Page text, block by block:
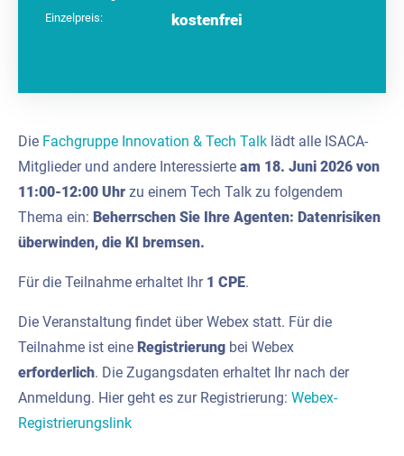
Einzelpreis:
kostenfrei
Die Fachgruppe Innovation & Tech Talk lädt alle ISACA-
Mitglieder und andere Interessierte am 18. Juni 2026 von
11:00-12:00 Uhr zu einem Tech Talk zu folgendem
Thema ein: Beherrschen Sie Ihre Agenten: Datenrisiken
überwinden, die KI bremsen.
Für die Teilnahme erhaltet Ihr 1 CPE.
Die Veranstaltung findet über Webex statt. Für die
Teilnahme ist eine Registrierung bei Webex
erforderlich. Die Zugangsdaten erhaltet Ihr nach der
Anmeldung. Hier geht es zur Registrierung: Webex-
Registrierungslink